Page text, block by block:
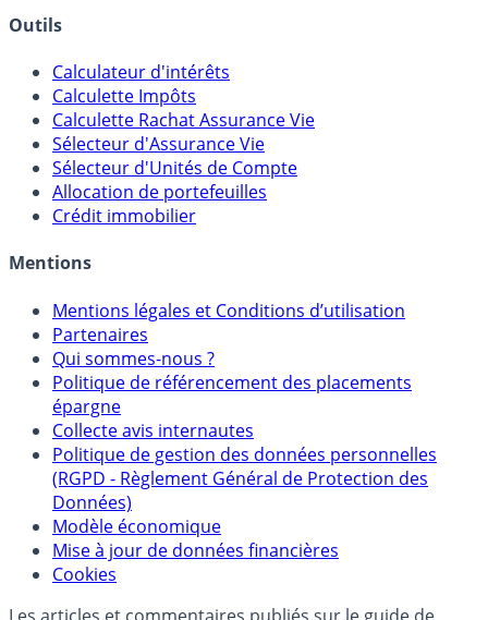
Calculateur d'intérêts
Calculette Impôts
Calculette Rachat Assurance Vie
Sélecteur d'Assurance Vie
Sélecteur d'Unités de Compte
Allocation de portefeuilles
Mentions légales et Conditions d’utilisation
Partenaires
Qui sommes-nous ?
Politique de référencement des placements
épargne
Collecte avis internautes
Politique de gestion des données personnelles
(RGPD - Règlement Général de Protection des
Données)
Modèle économique
Mise à jour de données financières
Cookies